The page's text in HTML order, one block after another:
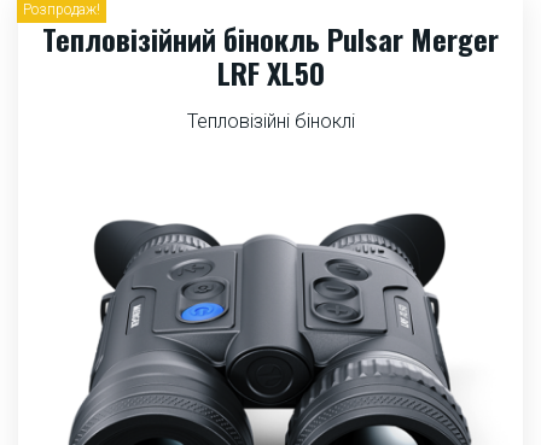
Розпродаж!
Тепловізійний бінокль Pulsar Merger
LRF XL50
Тепловізійні біноклі